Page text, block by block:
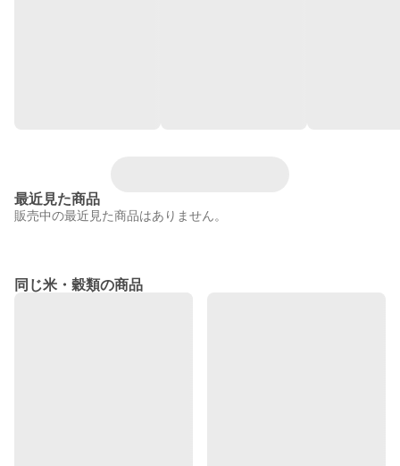
最近見た商品
販売中の最近見た商品はありません。
同じ米・穀類の商品